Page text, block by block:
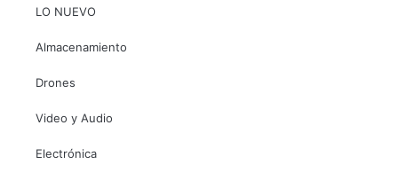
LO NUEVO
Almacenamiento
Drones
Video y Audio
Electrónica